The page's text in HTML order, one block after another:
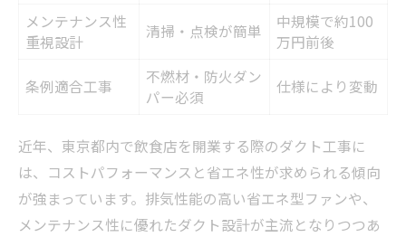
メンテナンス性
重視設計
清掃・点検が簡単
中規模で約100
万円前後
条例適合工事
不燃材・防火ダン
パー必須
仕様により変動
近年、東京都内で飲食店を開業する際のダクト工事に
は、コストパフォーマンスと省エネ性が求められる傾向
が強まっています。排気性能の高い省エネ型ファンや、
メンテナンス性に優れたダクト設計が主流となりつつあ